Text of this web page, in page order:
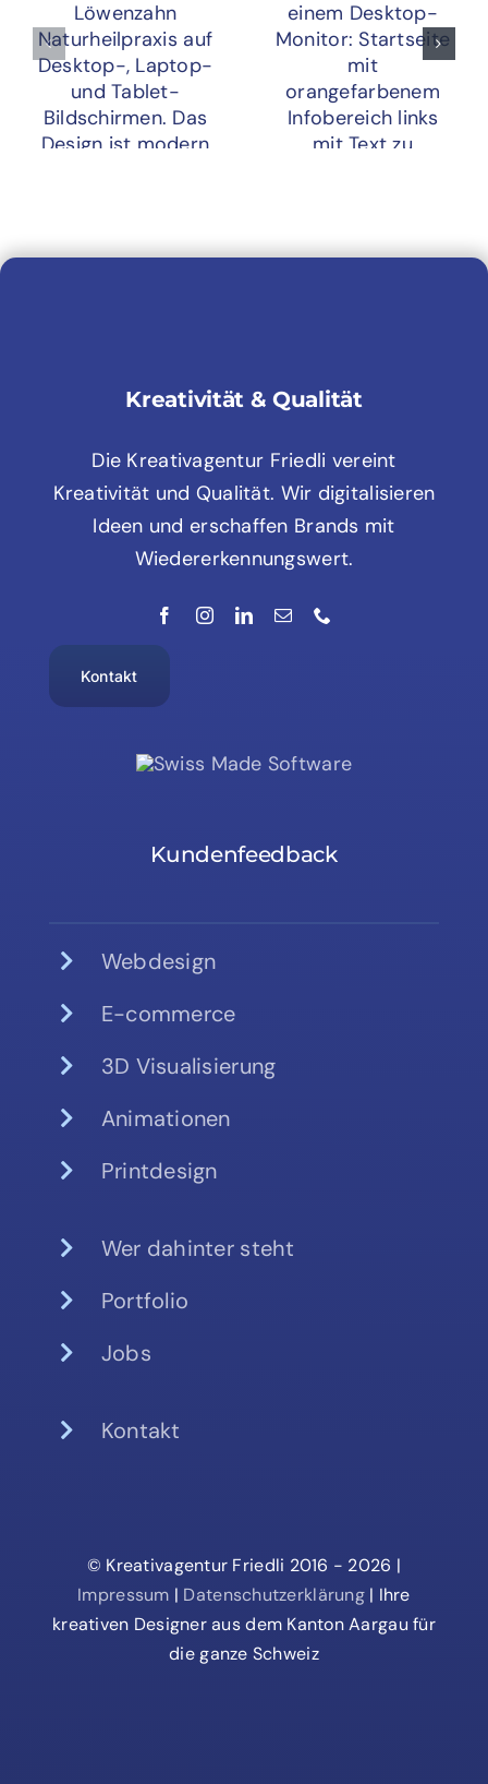
Kreativität & Qualität
Die Kreativagentur Friedli vereint
Kreativität und Qualität. Wir digitalisieren
Ideen und erschaffen Brands mit
Wiedererkennungswert.
Kontakt
Kundenfeedback
Webdesign
E-commerce
3D Visualisierung
Animationen
Printdesign
Wer dahinter steht
Portfolio
Jobs
Kontakt
© Kreativagentur Friedli 2016 - 2026 |
Impressum | Datenschutzerklärung | Ihre
kreativen Designer aus dem Kanton Aargau für
die ganze Schweiz